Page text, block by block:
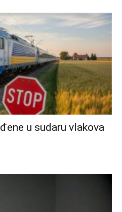
u sudaru vlakova